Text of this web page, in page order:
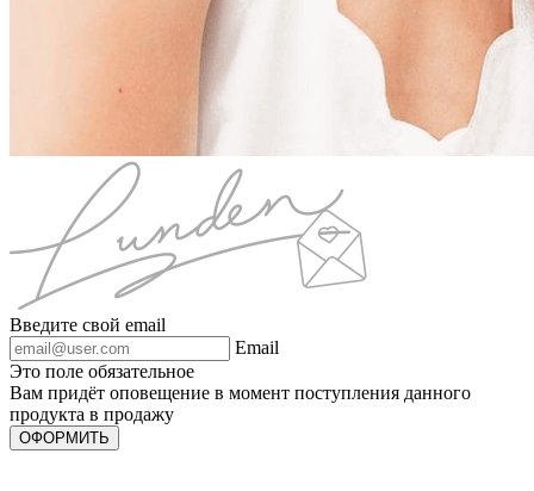
Введите свой email
Email
Это поле обязательное
Вам придёт оповещение в момент поступления данного
продукта в продажу
ОФОРМИТЬ